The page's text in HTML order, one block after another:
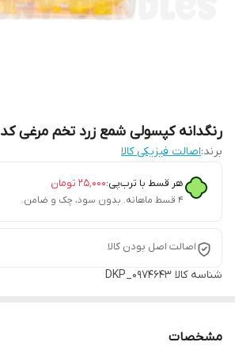
رنگدانه کپسولی شمع زرد تخم مرغی کد ۳
برند:اصالت فیزیکی کالا
هر قسط با ترب‌پی:۲۵٬۰۰۰ تومان
۴ قسط ماهانه. بدون سود، چک و ضامن.
اصالت اصل بودن کالا
شناسه کالا DKP_0974643
مشخصات